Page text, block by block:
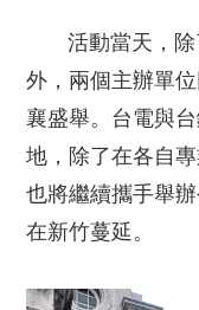
活動當天，除
外，兩個主辦單
襄盛舉。台電與
地，除了在各自
也將繼續攜手舉
在新竹蔓延。